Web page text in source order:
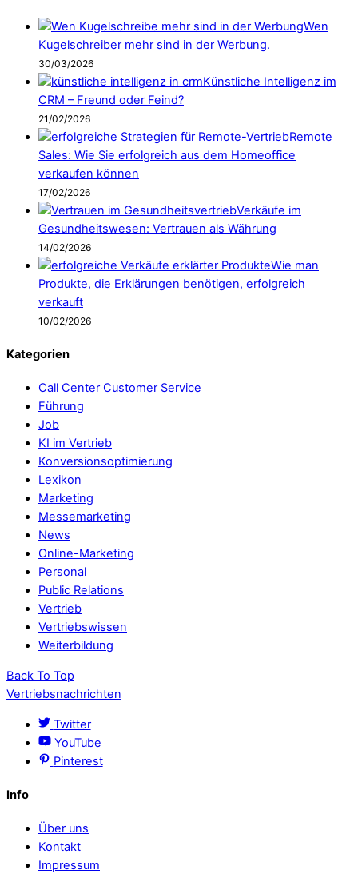
Wen
Kugelschreiber mehr sind in der Werbung.
30/03/2026
Künstliche Intelligenz im
CRM – Freund oder Feind?
21/02/2026
Remote
Sales: Wie Sie erfolgreich aus dem Homeoffice
verkaufen können
17/02/2026
Verkäufe im
Gesundheitswesen: Vertrauen als Währung
14/02/2026
Wie man
Produkte, die Erklärungen benötigen, erfolgreich
verkauft
10/02/2026
Kategorien
Call Center Customer Service
Führung
Job
KI im Vertrieb
Konversionsoptimierung
Lexikon
Marketing
Messemarketing
News
Online-Marketing
Personal
Public Relations
Vertrieb
Vertriebswissen
Weiterbildung
Back To Top
Vertriebsnachrichten
Twitter
YouTube
Pinterest
Info
Über uns
Kontakt
Impressum